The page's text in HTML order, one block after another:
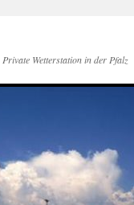
Private Wetterstation in der Pfalz